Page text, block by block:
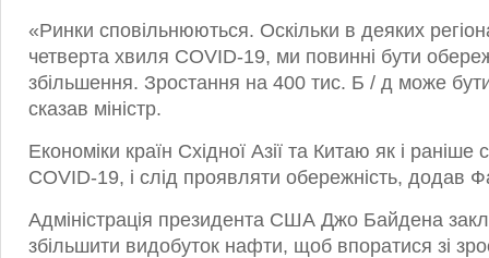
«Ринки сповільнюються. Оскільки в деяких
четверта хвиля COVID-19, ми повинні бути
збільшення. Зростання на 400 тис. Б / д може
сказав міністр.
Економіки країн Східної Азії та Китаю як і раніше
COVID-19, і слід проявляти обережність, додав
Адміністрація президента США Джо Байдена
збільшити видобуток нафти, щоб впоратися зі